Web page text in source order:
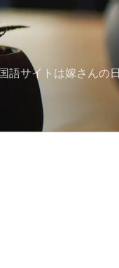
語サイトは嫁さんの日